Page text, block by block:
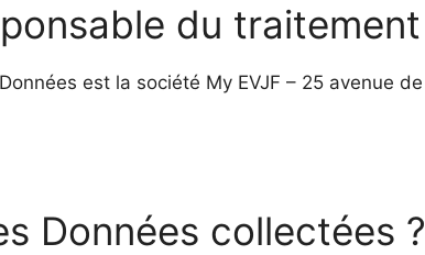
du
est la société My EVJF – 25 avenue
Données collectées ?